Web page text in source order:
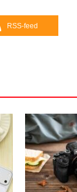
RSS-feed